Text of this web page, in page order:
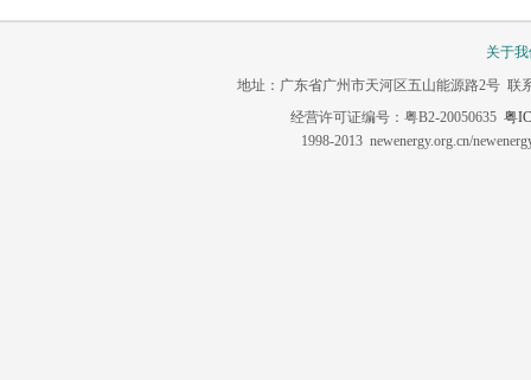
关于
地址：广东省广州市天河区五山能源路2号 联
经营许可证编号：粤B2-20050635 粤
1998-2013 newenergy.org.cn/